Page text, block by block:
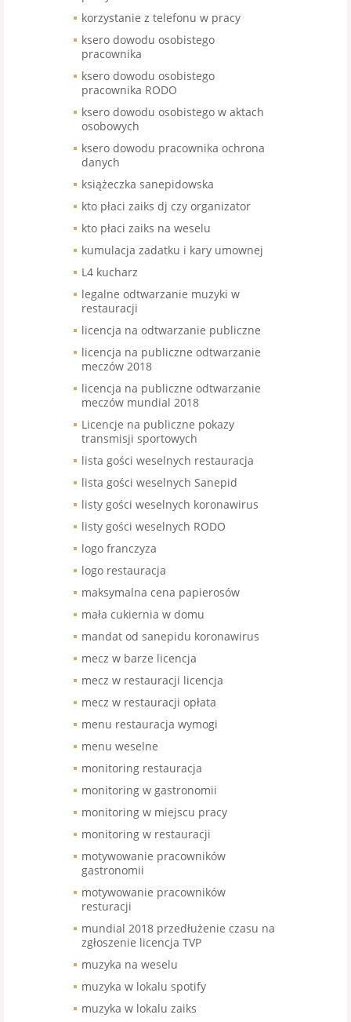
korzystanie z telefonu w pracy
ksero dowodu osobistego
pracownika
ksero dowodu osobistego
pracownika RODO
ksero dowodu osobistego w aktach
osobowych
ksero dowodu pracownika ochrona
danych
książeczka sanepidowska
kto płaci zaiks dj czy organizator
kto płaci zaiks na weselu
kumulacja zadatku i kary umownej
L4 kucharz
legalne odtwarzanie muzyki w
restauracji
licencja na odtwarzanie publiczne
licencja na publiczne odtwarzanie
meczów 2018
licencja na publiczne odtwarzanie
meczów mundial 2018
Licencje na publiczne pokazy
transmisji sportowych
lista gości weselnych restauracja
lista gości weselnych Sanepid
listy gości weselnych koronawirus
listy gości weselnych RODO
logo franczyza
logo restauracja
maksymalna cena papierosów
mała cukiernia w domu
mandat od sanepidu koronawirus
mecz w barze licencja
mecz w restauracji licencja
mecz w restauracji opłata
menu restauracja wymogi
menu weselne
monitoring restauracja
monitoring w gastronomii
monitoring w miejscu pracy
monitoring w restauracji
motywowanie pracowników
gastronomii
motywowanie pracowników
resturacji
mundial 2018 przedłużenie czasu na
zgłoszenie licencja TVP
muzyka na weselu
muzyka w lokalu spotify
muzyka w lokalu zaiks